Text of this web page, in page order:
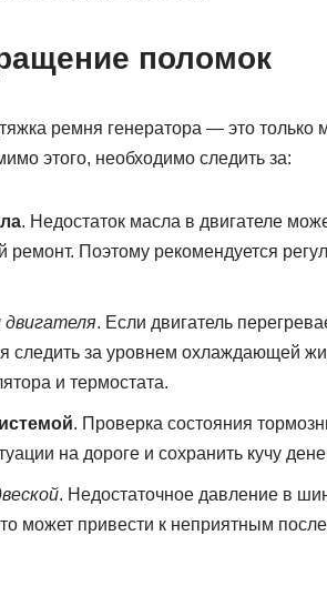
поломок
ремня генератора — это только
этого, необходимо следить за:
. Недостаток масла в двигателе
ремонт. Поэтому рекомендуется
. Если двигатель
следить за уровнем охлаждающей
и термостата.
. Проверка состояния
на дороге и сохранить кучу
. Недостаточное давление в
может привести к неприятным